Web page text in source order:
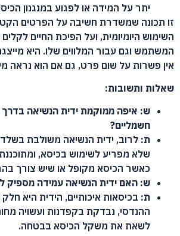
יתר על המידה או לפגוע במנגנון
זו תכונה שמשדרת חשיבה על הפרטים
השימוש היומיומית, ועל הפיכת החיים לקלים
המשתמש וגם עבור המלווים שלו. היא
אין פשרות על שום פרט, גם אם הוא נראה
שאלות ותשובות:
ש: איפה ממוקמת ידית הנשיאה
חשמליים?
ת: לרוב, ידית הנשיאה משולבת
שלא מפריע לשימוש בכיסא, ומתוכננת
כאשר הכיסא מקופל או שיש צורך
ש: האם ידית הנשיאה עמידה מספיק
ת: בכיסאות איכותיים, הידית היא
ההנדסי, נבדקת בקפדנות ועשויה
לשאת את משקל הכיסא בבטחה.